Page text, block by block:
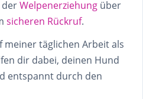
derWelpenerziehung über
sicheren Rückruf.
meiner täglichen Arbeit als
dir dabei, deinen Hund
entspannt durch den